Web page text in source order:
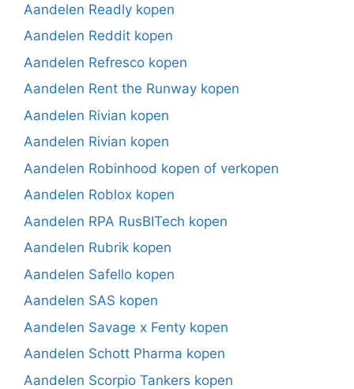
Aandelen Readly kopen
Aandelen Reddit kopen
Aandelen Refresco kopen
Aandelen Rent the Runway kopen
Aandelen Rivian kopen
Aandelen Rivian kopen
Aandelen Robinhood kopen of verkopen
Aandelen Roblox kopen
Aandelen RPA RusBITech kopen
Aandelen Rubrik kopen
Aandelen Safello kopen
Aandelen SAS kopen
Aandelen Savage x Fenty kopen
Aandelen Schott Pharma kopen
Aandelen Scorpio Tankers kopen